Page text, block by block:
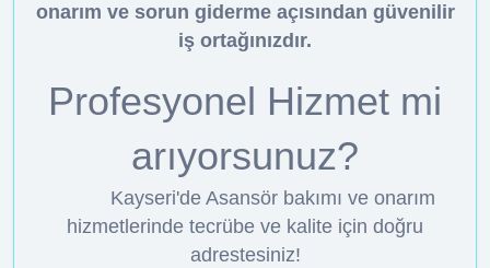
onarım ve sorun giderme açısından güvenilir
iş ortağınızdır.
Profesyonel Hizmet mi
arıyorsunuz?
Kayseri'de Asansör bakımı ve onarım
hizmetlerinde tecrübe ve kalite için doğru
adrestesiniz!